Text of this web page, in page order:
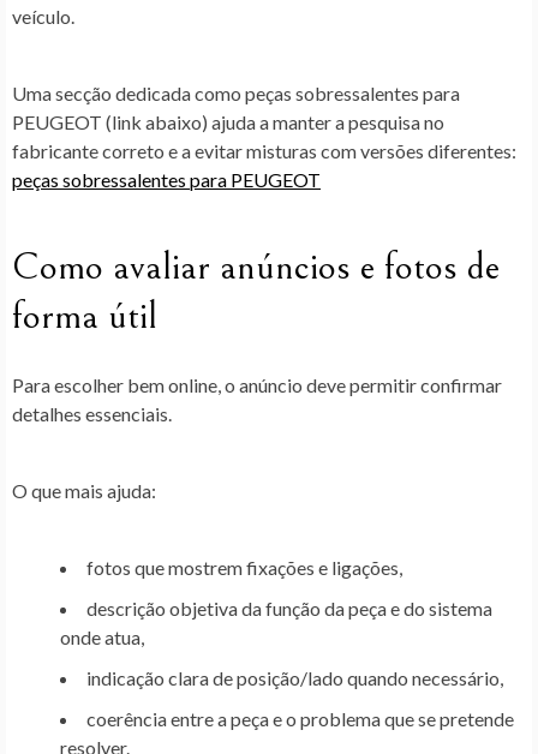
veículo.
Uma secção dedicada como peças sobressalentes para
PEUGEOT (link abaixo) ajuda a manter a pesquisa no
fabricante correto e a evitar misturas com versões diferentes:
peças sobressalentes para PEUGEOT
Como avaliar anúncios e fotos de
forma útil
Para escolher bem online, o anúncio deve permitir confirmar
detalhes essenciais.
O que mais ajuda:
fotos que mostrem fixações e ligações,
descrição objetiva da função da peça e do sistema
onde atua,
indicação clara de posição/lado quando necessário,
coerência entre a peça e o problema que se pretende
resolver.